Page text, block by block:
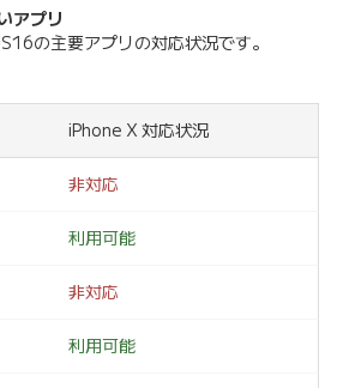
アプリ
の主要アプリの対応状況です。
iPhone X 対応状況
非対応
利用可能
非対応
利用可能